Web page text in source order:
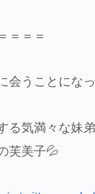
＝＝＝
会うことになっ
る気満々な妹弟
芙美子💦